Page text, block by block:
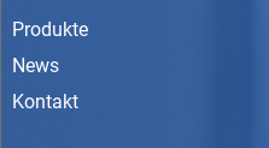
Produkte
News
Kontakt